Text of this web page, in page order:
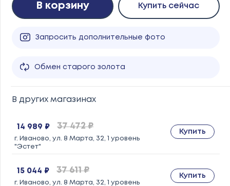
В корзину Купить сейчас
Запросить дополнительные фото
Обмен старого золота
В других магазинах
14 989 ₽ 37 472 ₽
г. Иваново, ул. 8 Марта, 32, 1 уровень
"Эстет"
Купить
15 044 ₽ 37 611 ₽
г. Иваново, ул. 8 Марта, 32, 1 уровень
Купить